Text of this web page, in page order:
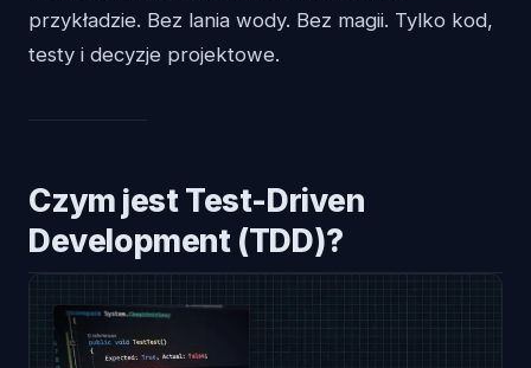
przykładzie. Bez lania wody. Bez magii. Tylko kod,
testy i decyzje projektowe.
Czym jest Test-Driven
Development (TDD)?